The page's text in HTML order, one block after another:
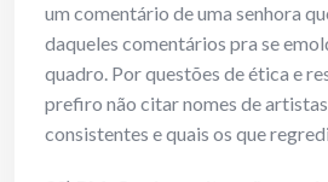
um comentário de uma senhora
daqueles comentários pra se
quadro. Por questões de ética e
prefiro não citar nomes de
consistentes e quais os que